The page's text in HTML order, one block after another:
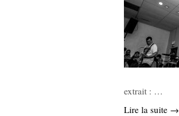
extrait : …
Lire la suite →